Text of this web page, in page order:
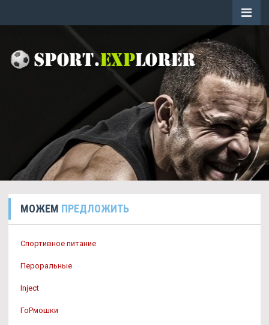
МОЖЕМ ПРЕДЛОЖИТЬ
Спортивное питание
Пероральные
Inject
ГоРмошки